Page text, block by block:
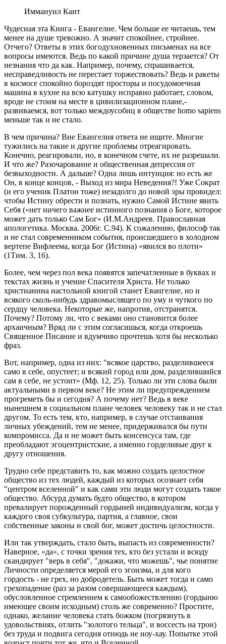
Иммануил Кант
Чудесная эта Книга - Евангелие. Чем больше ее читаешь, тем
менее на душе тревожно. А значит спокойнее, стройнее.
Отчего? Ответы в этих богодухновенных письменах на все
вопросы имеются. Ведь по какой причине душа терзается? От
незнания что да как. Например, почему, спрашивается,
несправедливость не перестает торжествовать? Ведь и ракеты
в космосе спокойно бороздят просторы и посудомоечная
машина в кухне на всю катушку исправно работает, словом,
вроде не стоим на месте в цивилизационном плане,-
развиваемся, вот только междоусобиц в обществе homo sapiens
меньше так и не стало.
В чем причина? Вне Евангелия ответа не ищите. Многие
тужились на такие и другие проблемы отреагировать.
Конечно, реагировали, но, в конечном счете, их не разрешали.
И что же? Разочарование и общественная депрессия от
безвыходности. А дальше? Одна лишь интуиция: но есть же
Он, в конце концов, - Выход из мира Неведения?! Уже Сократ
(и его ученик Платон тоже) незадолго до новой эры провидел:
чтобы Истину обрести и познать, нужно Самой Истине явить
Себя («нет ничего важнее истинного познания о Боге, которое
может дать только Сам Бог» (И.М.Андреев. Православная
апологетика. Москва. 2006г. С.94). К сожалению, философ так
и не стал современником события, происшедшего в холодном
вертепе Вифлеема, когда Бог (Истина) «явился во плоти»
(1Тим. 3, 16).
Более, чем через пол века появятся запечатленные в буквах и
текстах жизнь и учение Спасителя Христа. Не только
христианина настольной книгой станет Евангелие, но и
всякого сколь-нибудь здравомыслящего по уму и чуткого по
сердцу человека. Некоторые же, напротив, отстранятся.
Почему? Потому ли, что с веками оно становится более
архаичным? Вряд ли с этим согласишься, когда откроешь
Священное Писание и вдумчиво прочтешь хотя бы несколько
фраз.
Вот, например, одна из них: "всякое царство, разделившееся
само в себе, опустеет; и всякий город или дом, разделившийся
сам в себе, не устоит» (Мф. 12, 25). Только ли эти слова были
актуальными в первом веке? Не этим ли предупреждением
прогреметь бы и сегодня? А почему нет? Ведь в веке
нынешнем в социальном плане человек человеку так и не стал
другом. То есть тем, кто, например, в случае отстаивания
личных убеждений, тем не менее, придерживался бы пути
компромисса. Да и не может быть консенсуса там, где
преобладают эгоцентристские, а именно горделивые друг к
другу отношения.
Трудно себе представить то, как можно создать целостное
общество из тех людей, каждый из которых осознает себя
"центром вселенной" и как сами эти люди могут создать такое
общество. Абсурд думать будто общество, в котором
превалирует порожденный гордыней индивидуализм, когда у
каждого своя субкультура, партия, а главное, свои
собственные законы и свой бог, может достичь целостности.
Или так утверждать, стало быть, выпасть из современности?
Наверное, «да», с точки зрения тех, кто без устали и всюду
скандирует "верь в себя", "докажи, что можешь", чье понятие
Личности определяется мерой его эгоизма, и для кого
гордость - не грех, но добродетель. Быть может тогда и само
грехопадение (раз за разом совершающееся каждым),
обусловленное стремлением к самообожествлению (гордыню
имеющее своим исходным) столь же современно? Простите,
однако, желание человека стать божком (погрязнуть в
удовольствиях, отлить "золотого тельца", и воссесть на трон)
без труда и подвига сегодня отнюдь не ноу-хау. Попытке этой